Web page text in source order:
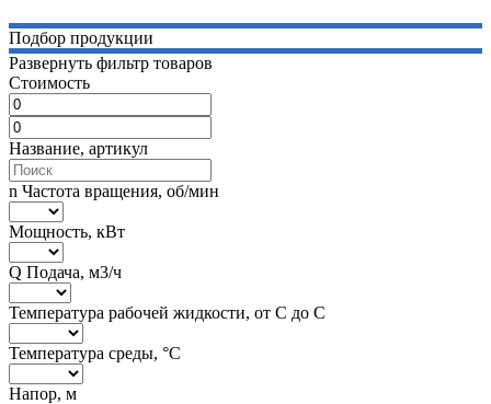
Подбор продукции
Развернуть фильтр товаров
Стоимость
Название, артикул
n Частота вращения, об/мин
Мощность, кВт
Q Подача, м3/ч
Температура рабочей жидкости, от С до С
Температура среды, °C
Напор, м